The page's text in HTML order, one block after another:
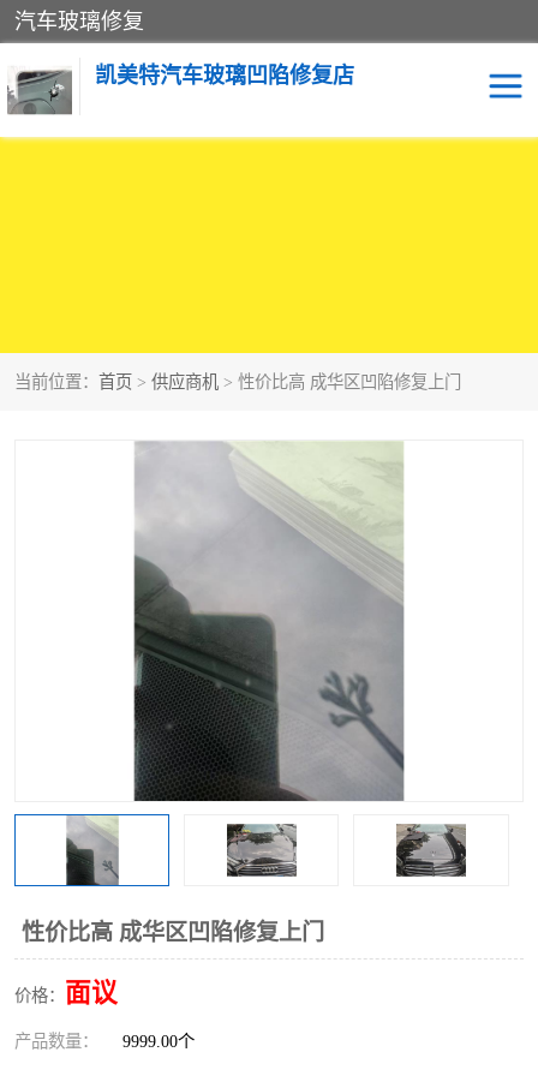
汽车玻璃修复
凯美特汽车玻璃凹陷修复店
当前位置： 首页 > 供应商机 > 性价比高 成华区凹陷修复上门
性价比高 成华区凹陷修复上门
价格： 面议
产品数量： 9999.00个